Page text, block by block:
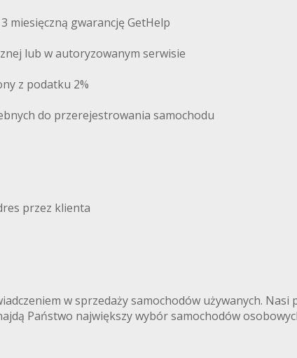
miesięczną gwarancję GetHelp
lub w autoryzowanym serwisie
z podatku 2%
do przerejestrowania samochodu
przez klienta
w sprzedaży samochodów używanych.
Państwo największy wybór samochodów